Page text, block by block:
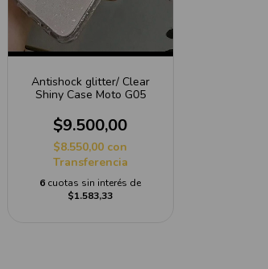
Antishock glitter/ Clear
Shiny Case Moto G05
$9.500,00
$8.550,00 con
Transferencia
6 cuotas sin interés de
$1.583,33